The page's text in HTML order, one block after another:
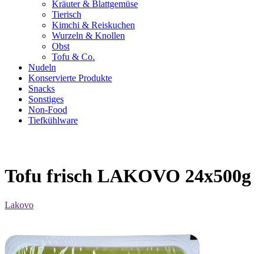
Kräuter & Blattgemüse
Tierisch
Kimchi & Reiskuchen
Wurzeln & Knollen
Obst
Tofu & Co.
Nudeln
Konservierte Produkte
Snacks
Sonstiges
Non-Food
Tiefkühlware
Tofu frisch LAKOVO 24x500g
Lakovo